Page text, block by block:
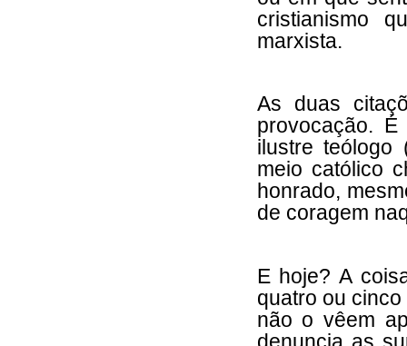
cristianismo
marxista.
As duas
provocação.
ilustre teólogo
meio católico
honrado,
de coragem
E hoje? A
quatro ou
não o vêem